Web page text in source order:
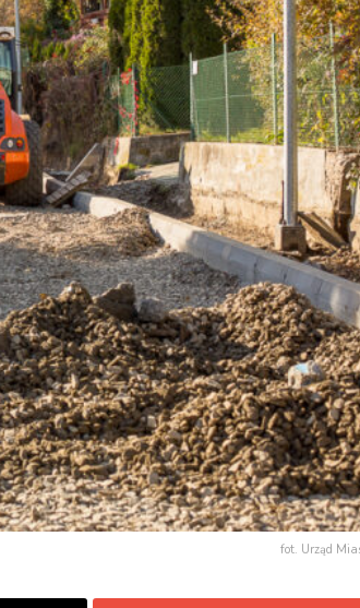
fot. Urząd